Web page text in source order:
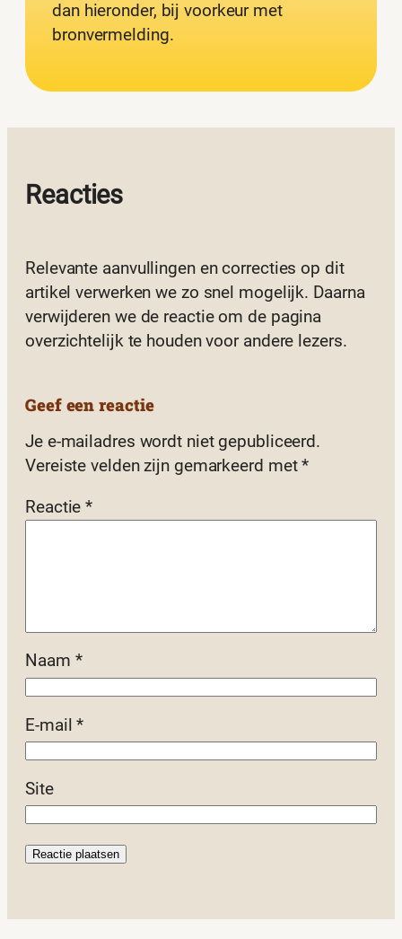
dan hieronder, bij voorkeur met
bronvermelding.
Reacties
Relevante aanvullingen en correcties op dit
artikel verwerken we zo snel mogelijk. Daarna
verwijderen we de reactie om de pagina
overzichtelijk te houden voor andere lezers.
Geef een reactie
Je e-mailadres wordt niet gepubliceerd.
Vereiste velden zijn gemarkeerd met*
Reactie*
Naam *
E-mail*
Site